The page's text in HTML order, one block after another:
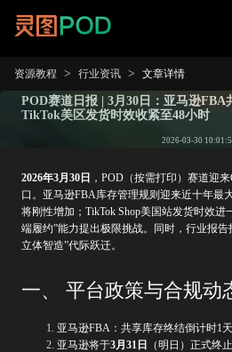
资源教程 > 行业资讯 > 文章详情
POD赛道日报 | 3月30日：亚马逊FBA
TikTok美区发货时效收紧至48小时
2026-03-30
2026年3月30日 ，POD（按需打印）赛道迎
口。亚马逊FBA库存管理规则迎来近十年最
将刚性增加；TikTok Shop美国站发货时效进
端履约”能力提出极限挑战。同时，行业报告
立体智造”代际跃迁。
一、 平台政策与合规动
亚马逊FBA：共享库存终结倒计时1
亚马逊将于3月31日
（明日）正式终